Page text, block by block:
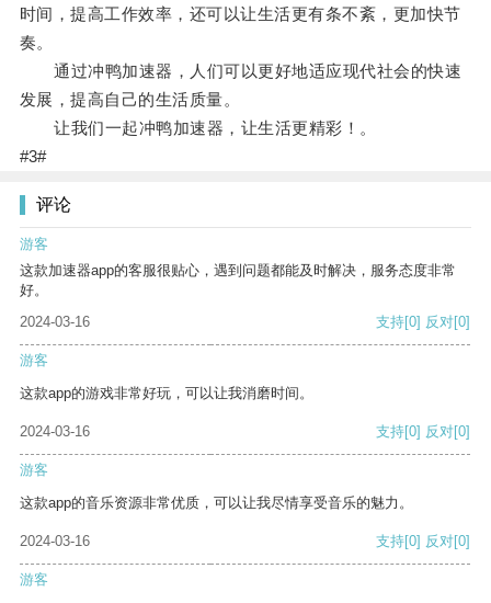
时间，提高工作效率，还可以让生活更有条不紊，更加快节
奏。
通过冲鸭加速器，人们可以更好地适应现代社会的快速
发展，提高自己的生活质量。
让我们一起冲鸭加速器，让生活更精彩！。
#3#
评论
游客
这款加速器app的客服很贴心，遇到问题都能及时解决，服务态度非常
好。
2024-03-16
支持[0] 反对[0]
游客
这款app的游戏非常好玩，可以让我消磨时间。
2024-03-16 支持[0] 反对[0]
游客
这款app的音乐资源非常优质，可以让我尽情享受音乐的魅力。
2024-03-16 支持[0] 反对[0]
游客